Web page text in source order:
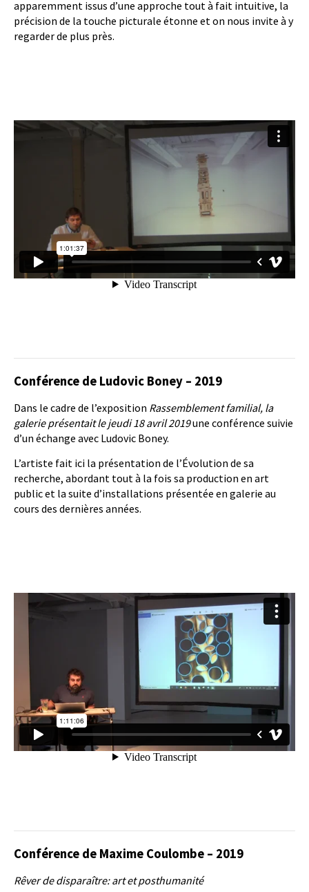
apparemment issus d’une approche tout à fait intuitive, la
précision de la touche picturale étonne et on nous invite à y
regarder de plus près.
Conférence de Ludovic Boney – 2019
Dans le cadre de l’exposition Rassemblement familial, la
galerie présentait le jeudi 18 avril 2019une conférence suivie
d’un échange avec Ludovic Boney.
L’artiste fait ici la présentation de l’Évolution de sa
recherche, abordant tout à la fois sa production en art
public et la suite d’installations présentée en galerie au
cours des dernières années.
Conférence de Maxime Coulombe – 2019
Rêver de disparaître: art et posthumanité